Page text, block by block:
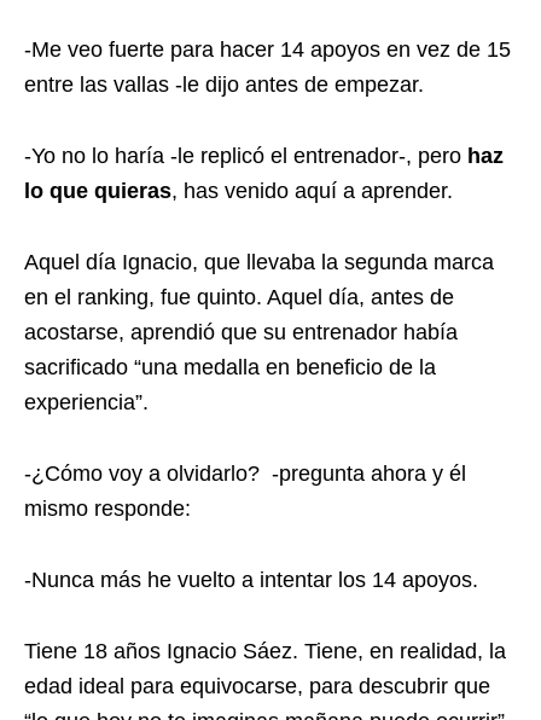
-Me veo fuerte para hacer 14 apoyos en vez de 15
entre las vallas -le dijo antes de empezar.
-Yo no lo haría -le replicó el entrenador-, pero haz
lo que quieras, has venido aquí a aprender.
Aquel día Ignacio, que llevaba la segunda marca
en el ranking, fue quinto. Aquel día, antes de
acostarse, aprendió que su entrenador había
sacrificado “una medalla en beneficio de la
experiencia”.
-¿Cómo voy a olvidarlo? -pregunta ahora y él
mismo responde:
-Nunca más he vuelto a intentar los 14 apoyos.
Tiene 18 años Ignacio Sáez. Tiene, en realidad, la
edad ideal para equivocarse, para descubrir que